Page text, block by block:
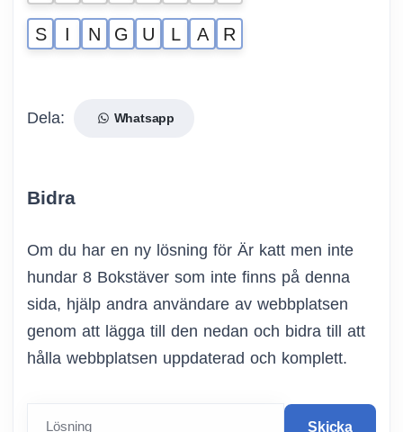
S I N G U L A R
Dela: Whatsapp
Bidra
Om du har en ny lösning för Är katt men inte
hundar 8 Bokstäver som inte finns på denna
sida, hjälp andra användare av webbplatsen
genom att lägga till den nedan och bidra till att
hålla webbplatsen uppdaterad och komplett.
Lösning Skicka